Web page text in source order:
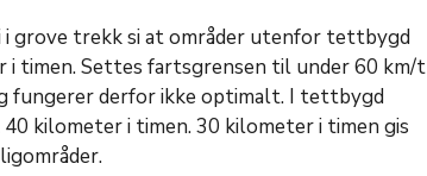
grove trekk si at områder utenfor tettbygd
timen. Settes fartsgrensen til under 60 km/t
fungerer derfor ikke optimalt. I tettbygd
kilometer i timen. 30 kilometer i timen gis